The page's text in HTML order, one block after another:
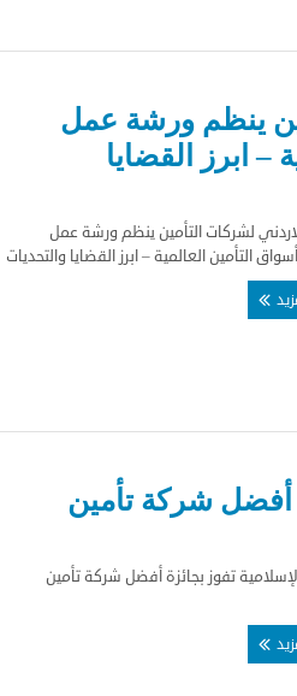
ينظم ورشة عمل
– ابرز القضايا
لشركات التأمين ينظم ورشة عمل
التأمين العالمية – ابرز القضايا والتحديات
أفضل شركة تأمين
تفوز بجائزة أفضل شركة تأمين